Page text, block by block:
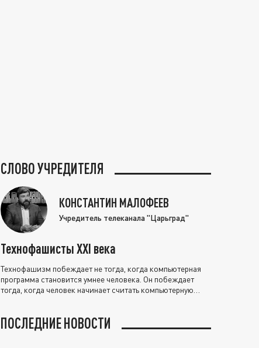
СЛОВО УЧРЕДИТЕЛЯ
КОНСТАНТИН МАЛОФЕЕВ
Учредитель телеканала "Царьград"
Технофашисты XXI века
Технофашизм побеждает не тогда, когда компьютерная
программа становится умнее человека. Он побеждает
тогда, когда человек начинает считать компьютерную
ПОСЛЕДНИЕ НОВОСТИ